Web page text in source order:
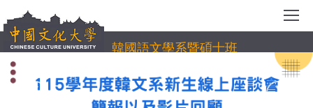
到
主
要
內
韓國語文學系暨碩士班